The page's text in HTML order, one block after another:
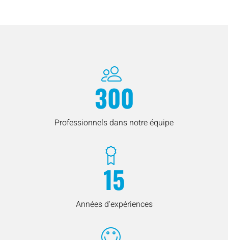
300
Professionnels dans notre équipe
15
Années d'expériences